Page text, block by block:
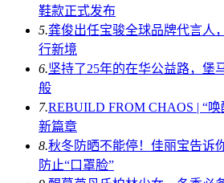
鞋款正式发布
5.龚俊出任宝骏全球品牌代言人
行新境
6.坚持了25年的在华公益路，堡
般
7.REBUILD FROM CHAOS | “
新篇章
8.秋冬防晒不能停！佳丽宝告诉
防止“口罩脸”